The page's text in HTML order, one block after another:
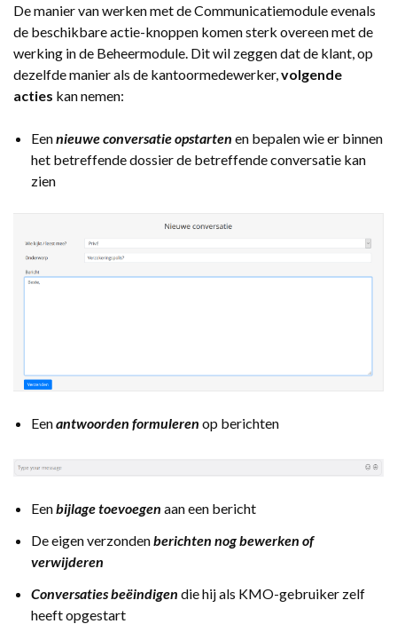
De manier van werken met de Communicatiemodule evenals
de beschikbare actie-knoppen komen sterk overeen met de
werking in de Beheermodule. Dit wil zeggen dat de klant, op
dezelfde manier als de kantoormedewerker, volgende
acties kan nemen:
Eennieuwe conversatie opstarten en bepalen wie er binnen
het betreffende dossier de betreffende conversatie kan
zien
Eenantwoorden formuleren op berichten
Eenbijlage toevoegen aan een bericht
De eigen verzondenberichten nog bewerken of
verwijderen
Conversaties beëindigen die hij als KMO-gebruiker zelf
heeft opgestart